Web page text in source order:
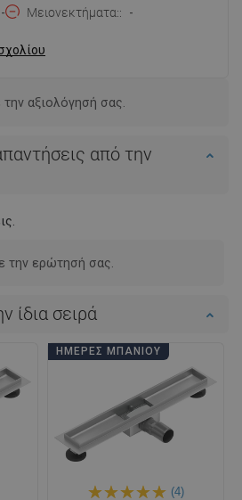
- Μειονεκτήματα: -
την αξιολόγησή σας.
από την
την ερώτησή σας.
ίδια σειρά
ΗΜΈΡΕΣ ΜΠΆΝΙΟΥ
(4)